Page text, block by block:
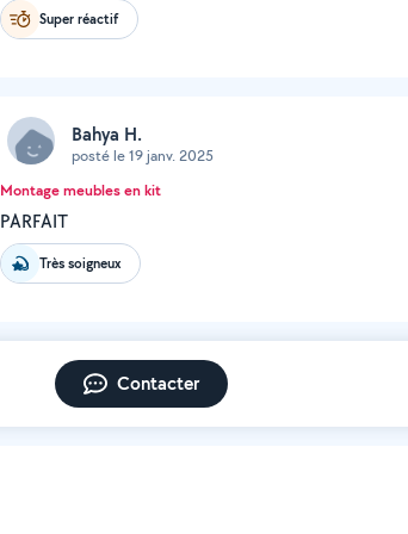
Super réactif
Bahya H.
posté le 19 janv. 2025
Montage meubles en kit
PARFAIT
Très soigneux
Contacter